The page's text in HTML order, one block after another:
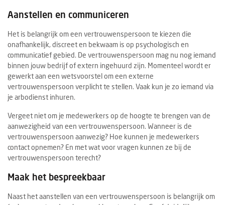
Aanstellen en communiceren
Het is belangrijk om een vertrouwenspersoon te kiezen die
onafhankelijk, discreet en bekwaam is op psychologisch en
communicatief gebied. De vertrouwenspersoon mag nu nog iemand
binnen jouw bedrijf of extern ingehuurd zijn. Momenteel wordt er
gewerkt aan een wetsvoorstel om een externe
vertrouwenspersoon verplicht te stellen. Vaak kun je zo iemand via
je arbodienst inhuren.
Vergeet niet om je medewerkers op de hoogte te brengen van de
aanwezigheid van een vertrouwenspersoon. Wanneer is de
vertrouwenspersoon aanwezig? Hoe kunnen je medewerkers
contact opnemen? En met wat voor vragen kunnen ze bij de
vertrouwenspersoon terecht?
Maak het bespreekbaar
Naast het aanstellen van een vertrouwenspersoon is belangrijk om